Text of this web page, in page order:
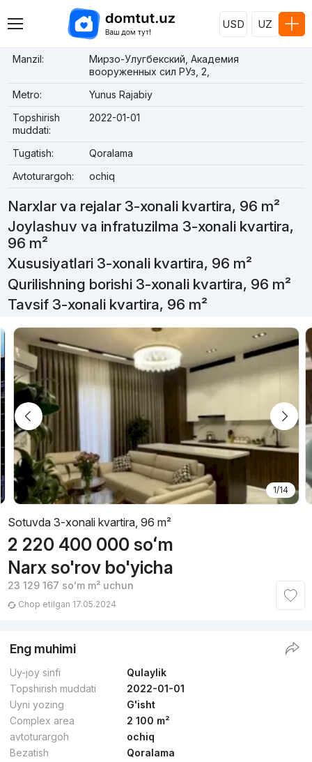
USD UZ
Manzil:
Мирзо-Улугбекский, Академия
вооруженных сил РУз, 2,
Metro:
Yunus Rajabiy
Topshirish
muddati:
2022-01-01
Tugatish:
Qoralama
Avtoturargoh:
ochiq
Narxlar va rejalar 3-xonali kvartira, 96 m²
Joylashuv va infratuzilma 3-xonali kvartira,
96 m²
Xususiyatlari 3-xonali kvartira, 96 m²
Qurilishning borishi 3-xonali kvartira, 96 m²
Tavsif 3-xonali kvartira, 96 m²
1/14
Sotuvda 3-xonali kvartira, 96 m²
2 220 400 000 soʻm
Narx so'rov bo'yicha
23 129 167 soʻmm² uchun
Chop etilgan 17.05.2024
Eng muhimi
Uy-joy sinfi
Qulaylik
Topshirish muddati
2022-01-01
Uyni yozing
G'isht
Complex area
2 100 m²
avtoturargoh
ochiq
Bezatish
Qoralama